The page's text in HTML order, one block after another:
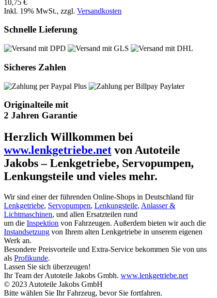
10,75 €
Inkl. 19% MwSt., zzgl. Versandkosten
Schnelle Lieferung
Sicheres Zahlen
Originalteile mit
2 Jahren Garantie
Herzlich Willkommen bei
www.lenkgetriebe.net von Autoteile
Jakobs – Lenkgetriebe, Servopumpen,
Lenkungsteile und vieles mehr.
Wir sind einer der führenden Online-Shops in Deutschland für
Lenkgetriebe, Servopumpen, Lenkungsteile, Anlasser &
Lichtmaschinen, und allen Ersatzteilen rund
um die Inspektion von Fahrzeugen. Außerdem bieten wir auch die
Instandsetzung von Ihrem alten Lenkgetriebe in unserem eigenen
Werk an.
Besondere Preisvorteile und Extra-Service bekommen Sie von uns
als Profikunde.
Lassen Sie sich überzeugen!
Ihr Team der Autoteile Jakobs Gmbh. www.lenkgetriebe.net
© 2023 Autoteile Jakobs GmbH
Bitte wählen Sie Ihr Fahrzeug, bevor Sie fortfahren.